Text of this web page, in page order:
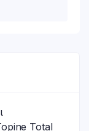
Total